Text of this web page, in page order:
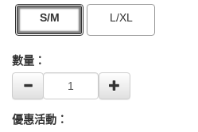
S/M
L/XL
數量：
優惠活動：